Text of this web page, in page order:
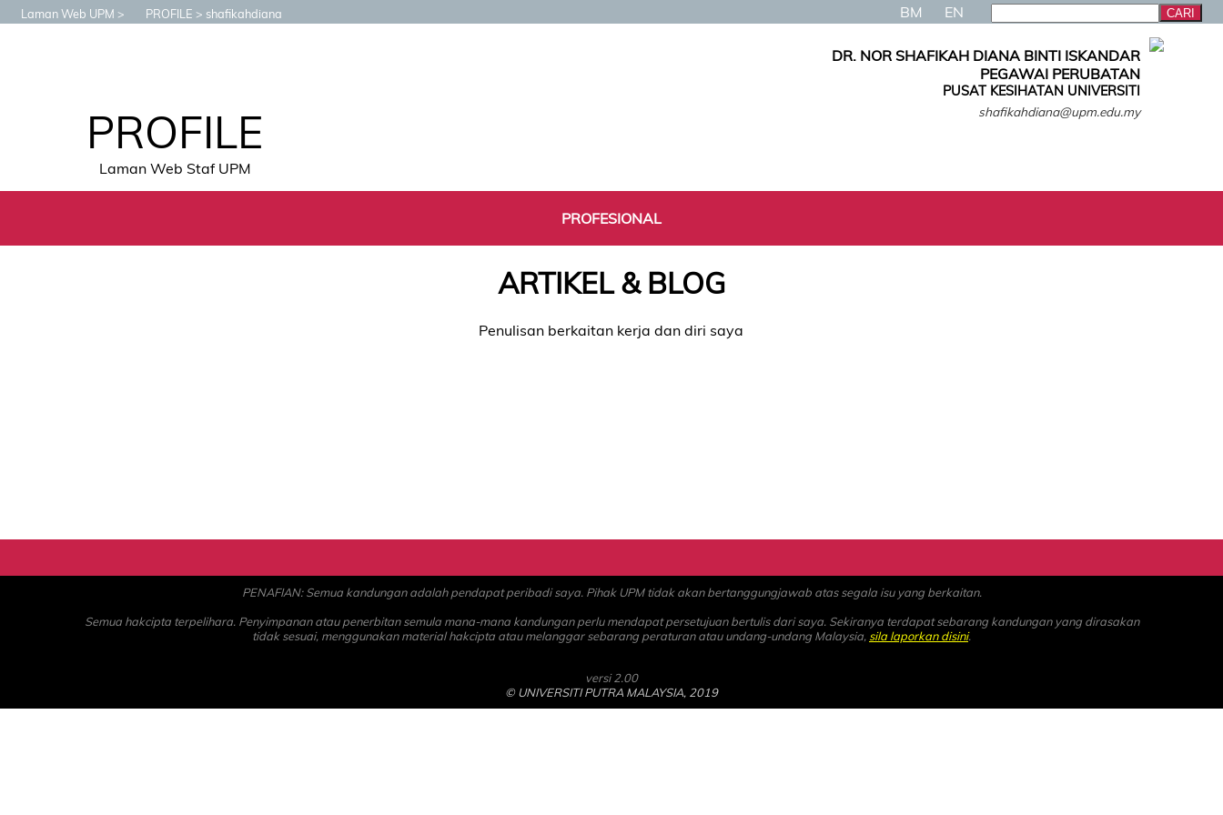
Laman Web UPM PROFILE shafikahdiana BM EN
PROFILE
Laman Web Staf UPM
DR. NOR SHAFIKAH DIANA BINTI ISKANDAR
PEGAWAI PERUBATAN
PUSAT KESIHATAN UNIVERSITI
shafikahdiana@upm.edu.my
PROFESIONAL
ARTIKEL & BLOG
Penulisan berkaitan kerja dan diri saya
PENAFIAN: Semua kandungan adalah pendapat peribadi saya. Pihak UPM tidak akan bertanggungjawab atas segala isu yang berkaitan.
Semua hakcipta terpelihara. Penyimpanan atau penerbitan semula mana-mana kandungan perlu mendapat persetujuan bertulis dari saya. Sekiranya terdapat sebarang kandungan yang dirasakan
tidak sesuai, menggunakan material hakcipta atau melanggar sebarang peraturan atau undang-undang Malaysia, sila laporkan disini.
versi 2.00
© UNIVERSITI PUTRA MALAYSIA, 2019